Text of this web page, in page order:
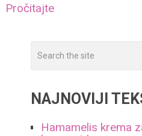
Pročitajte
NAJNOVIJI
Hamamelis krema